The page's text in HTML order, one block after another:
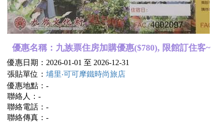
優惠名稱：九族票住房加購優惠($780), 限館訂住客~
優惠日期：2026-01-01 至 2026-12-31
張貼單位： 埔里‧可可摩鐵時尚旅店
優惠地點：-
聯絡人：-
聯絡電話：-
聯絡傳真：-